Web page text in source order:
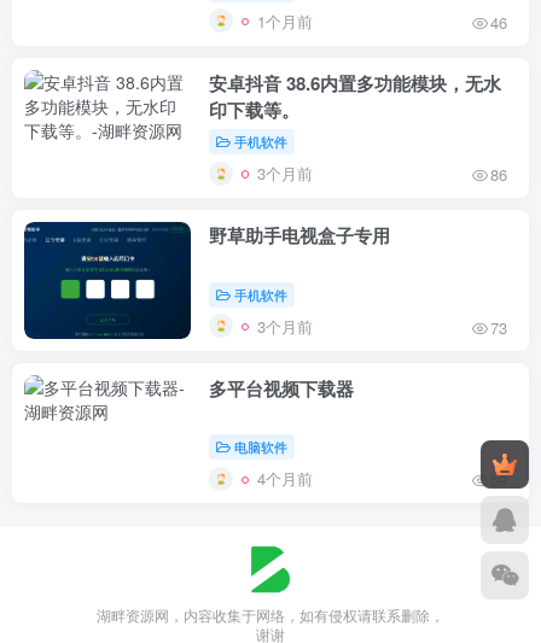
1个月前 46
安卓抖音 38.6内置多功能模块，无水
印下载等。
手机软件
3个月前 86
野草助手电视盒子专用
手机软件
3个月前 73
多平台视频下载器
电脑软件
4个月前 59
湖畔资源网，内容收集于网络，如有侵权请联系删除，
谢谢